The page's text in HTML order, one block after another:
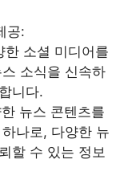
공:
소셜 미디어를
소식을 신속하
니다.
뉴스 콘텐츠를
나로, 다양한 뉴
할 수 있는 정보